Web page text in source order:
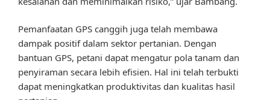
Pemanfaatan GPS canggih juga telah membawa
dampak positif dalam sektor pertanian. Dengan
bantuan GPS, petani dapat mengatur pola tanam dan
penyiraman secara lebih efisien. Hal ini telah terbukti
dapat meningkatkan produktivitas dan kualitas hasil